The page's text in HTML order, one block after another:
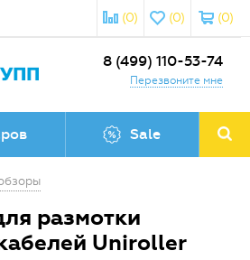
(0)
(0)
(0)
8 (499) 110-53-74
Перезвоните мне
Sale
размотки
Uniroller